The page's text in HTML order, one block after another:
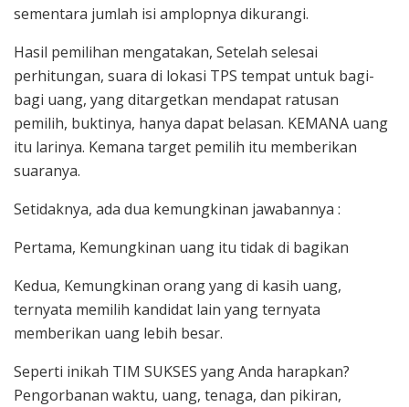
sementara jumlah isi amplopnya dikurangi.
Hasil pemilihan mengatakan, Setelah selesai
perhitungan, suara di lokasi TPS tempat untuk bagi-
bagi uang, yang ditargetkan mendapat ratusan
pemilih, buktinya, hanya dapat belasan. KEMANA uang
itu larinya. Kemana target pemilih itu memberikan
suaranya.
Setidaknya, ada dua kemungkinan jawabannya :
Pertama, Kemungkinan uang itu tidak di bagikan
Kedua, Kemungkinan orang yang di kasih uang,
ternyata memilih kandidat lain yang ternyata
memberikan uang lebih besar.
Seperti inikah TIM SUKSES yang Anda harapkan?
Pengorbanan waktu, uang, tenaga, dan pikiran,